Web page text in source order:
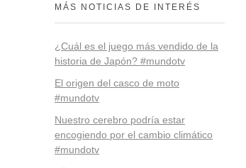
MÁS NOTICIAS DE INTERÉS
¿Cuál es el juego más vendido de la
historia de Japón? #mundotv
El origen del casco de moto
#mundotv
Nuestro cerebro podría estar
encogiendo por el cambio climático
#mundotv